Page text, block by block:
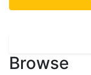
Browse